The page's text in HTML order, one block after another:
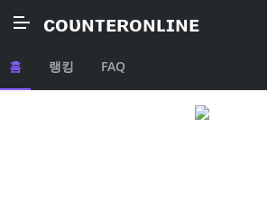
ᴄᴏᴜɴᴛᴇʀᴏɴʟɪɴᴇ
홈 랭킹 FAQ
주 운영진